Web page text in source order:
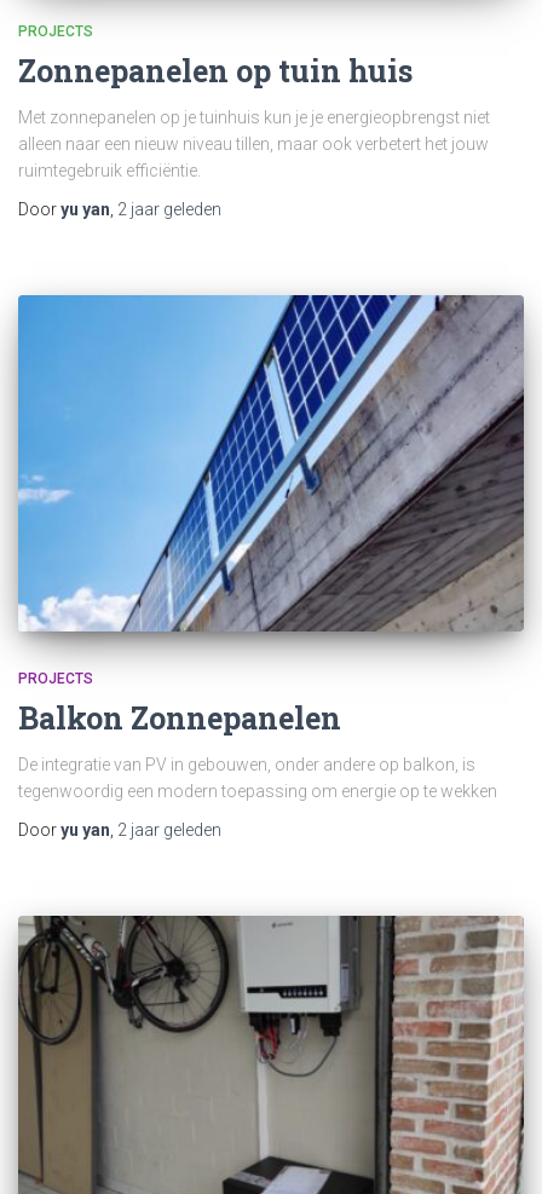
PROJECTS
Zonnepanelen op tuin huis
Met zonnepanelen op je tuinhuis kun je je energieopbrengst niet
alleen naar een nieuw niveau tillen, maar ook verbetert het jouw
ruimtegebruik efficiëntie.
Dooryu yan 2 jaar geleden
PROJECTS
Balkon Zonnepanelen
De integratie van PV in gebouwen, onder andere op balkon, is
tegenwoordig een modern toepassing om energie op te wekken
Dooryu yan, 2 jaar geleden